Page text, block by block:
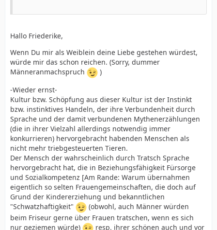
Hallo Friederike,
Wenn Du mir als Weiblein deine Liebe gestehen würdest,
würde mir das schon reichen. (Sorry, dummer
Männeranmachspruch
)
-Wieder ernst-
Kultur bzw. Schöpfung aus dieser Kultur ist der Instinkt
bzw. instinktives Handeln, der ihre Verbundenheit durch
Sprache und der damit verbundenen Mythenerzählungen
(die in ihrer Vielzahl allerdings notwendig immer
konkurrieren) hervorgebracht habenden Menschen als
nicht mehr triebgesteuerten Tieren.
Der Mensch der wahrscheinlich durch Tratsch Sprache
hervorgebracht hat, die in Beziehungsfähigkeit Fürsorge
und Sozialkompetenz [Am Rande: Warum übernahmen
eigentlich so selten Frauengemeinschaften, die doch auf
Grund der Kindererziehung und bekanntlichen
"Schwatzhaftigkeit"
(obwohl, auch Männer würden
beim Friseur gerne über Frauen tratschen, wenn es sich
nur geziemen würde)
resp. ihrer schönen auch und vor